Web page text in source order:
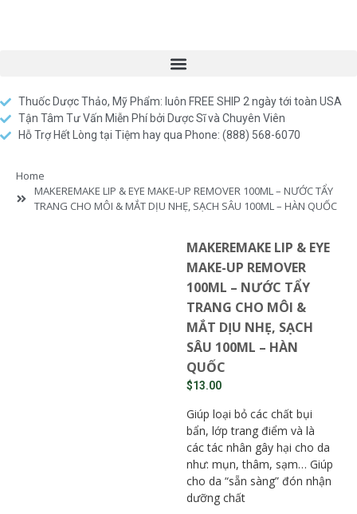
Thuốc Dược Thảo, Mỹ Phẩm: luôn FREE SHIP 2 ngày tới toàn USA
Tận Tâm Tư Vấn Miễn Phí bởi Dược Sĩ và Chuyên Viên
Hỗ Trợ Hết Lòng tại Tiệm hay qua Phone: (888) 568-6070
Home
MAKEREMAKE LIP & EYE MAKE-UP REMOVER 100ML – NƯỚC TẨY
TRANG CHO MÔI & MẮT DỊU NHẸ, SẠCH SÂU 100ML – HÀN QUỐC
MAKEREMAKE LIP & EYE
MAKE-UP REMOVER
100ML – NƯỚC TẨY
TRANG CHO MÔI &
MẮT DỊU NHẸ, SẠCH
SÂU 100ML – HÀN
QUỐC
$13.00
Giúp loại bỏ các chất bụi
bẩn, lớp trang điểm và là
các tác nhân gây hại cho da
như: mụn, thâm, sạm… Giúp
cho da “sẵn sàng” đón nhận
dưỡng chất